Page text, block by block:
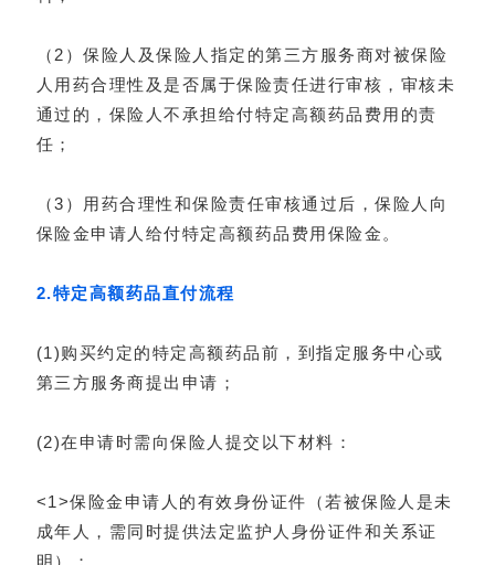
（2）保险人及保险人指定的第三方服务商对被保险
人用药合理性及是否属于保险责任进行审核，审核未
通过的，保险人不承担给付特定高额药品费用的责
任；
（3）用药合理性和保险责任审核通过后，保险人向
保险金申请人给付特定高额药品费用保险金。
2.特定高额药品直付流程
(1)购买约定的特定高额药品前，到指定服务中心或
第三方服务商提出申请；
(2)在申请时需向保险人提交以下材料：
<1>保险金申请人的有效身份证件（若被保险人是未
成年人，需同时提供法定监护人身份证件和关系证